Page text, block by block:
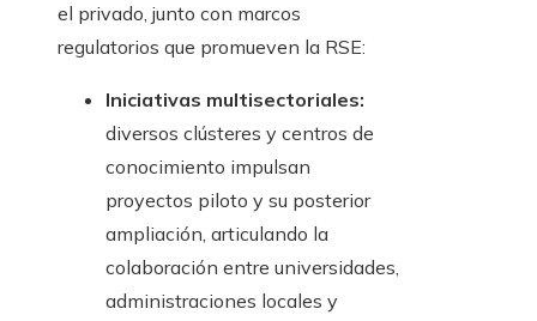
el privado, junto con marcos
regulatorios que promueven la RSE:
Iniciativas multisectoriales:
diversos clústeres y centros de
conocimiento impulsan
proyectos piloto y su posterior
ampliación, articulando la
colaboración entre universidades,
administraciones locales y